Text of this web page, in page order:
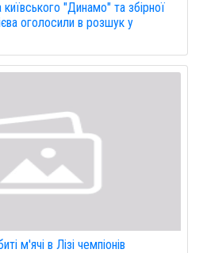
"Динамо" та збірної
оголосили в розшук у
м'ячі в Лізі чемпіонів